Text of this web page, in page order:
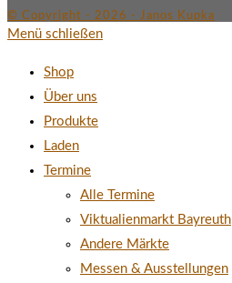
© Copyright - 2026 - Janos Kupka
Menü schließen
Shop
Über uns
Produkte
Laden
Termine
Alle Termine
Viktualienmarkt Bayreuth
Andere Märkte
Messen & Ausstellungen